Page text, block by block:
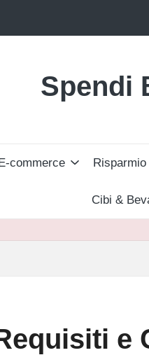
Spendi
Trova
commerce Risparmio
Cibi &
e